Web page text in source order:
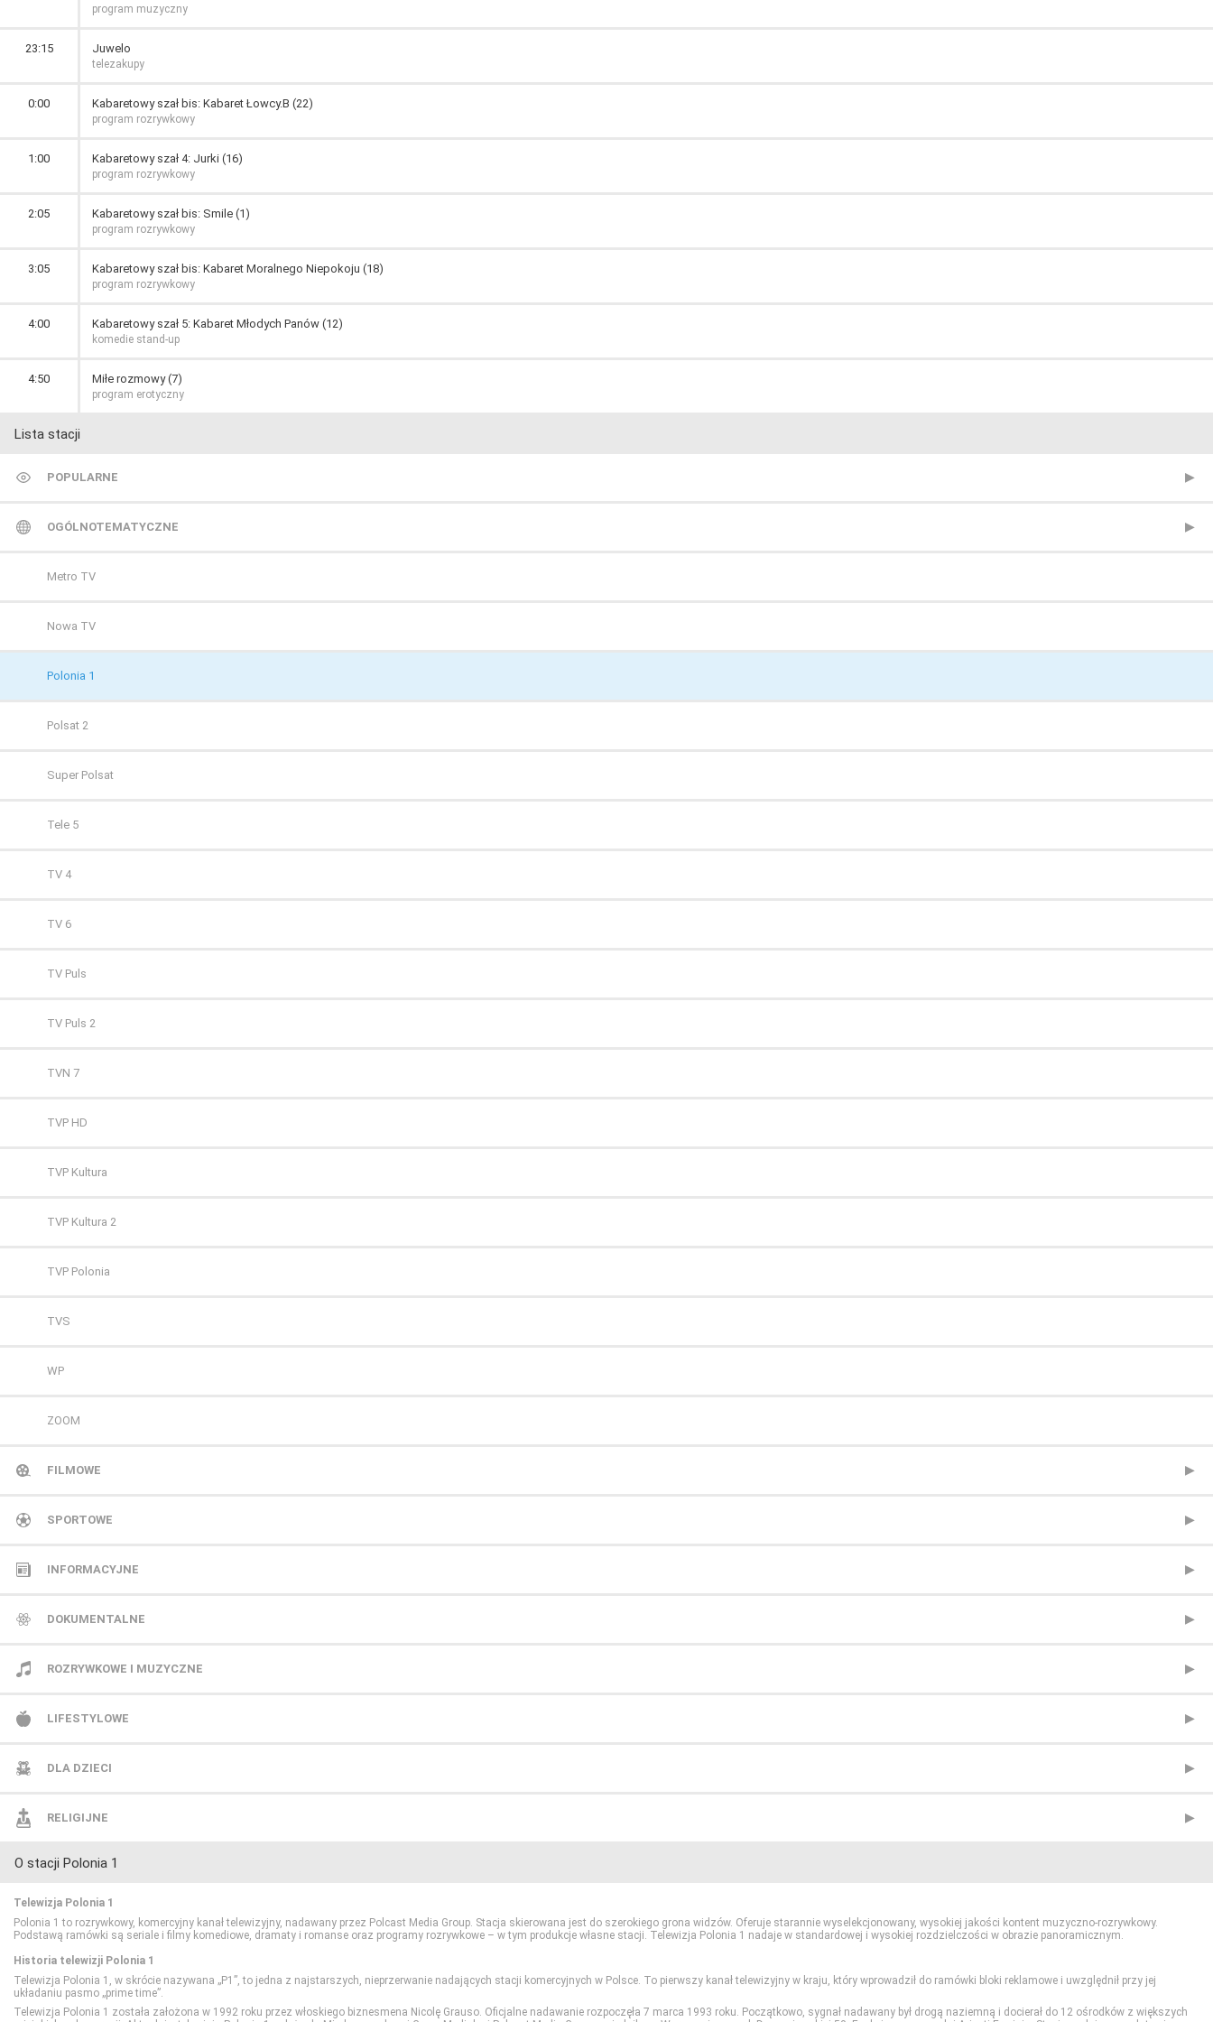
program muzyczny
23:15 Juwelo
telezakupy
0:00 Kabaretowy szał bis: Kabaret Łowcy.B (22)
program rozrywkowy
1:00 Kabaretowy szał 4: Jurki (16)
program rozrywkowy
2:05 Kabaretowy szał bis: Smile (1)
program rozrywkowy
3:05 Kabaretowy szał bis: Kabaret Moralnego Niepokoju (18)
program rozrywkowy
4:00 Kabaretowy szał 5: Kabaret Młodych Panów (12)
komedie stand-up
4:50 Miłe rozmowy (7)
program erotyczny
Lista stacji
POPULARNE
TVP 1
TVP 2
Polsat
TVN
OGÓLNOTEMATYCZNE
Metro TV
Nowa TV
Polonia 1
Polsat 2
Super Polsat
Tele 5
TV 4
TV 6
TV Puls
TV Puls 2
TVN 7
TVP HD
TVP Kultura
TVP Kultura 2
TVP Polonia
TVS
WP
ZOOM
FILMOWE
13 Ulica
ale kino+
AMC
Antena HD
AXN
AXN Black
AXN Spin
AXN White
BBC First
CANAL+ 1
CANAL+ 360
SPORTOWE
CANAL+ Extra 1
CANAL+ Extra 2
CANAL+ Sport
CANAL+ Sport 2
CANAL+ Sport 3
CANAL+ Sport 4
CANAL+ Sport 5
Eleven Sports 1
Eleven Sports 2
Eleven Sports 3
INFORMACYJNE
Polsat News
Republika
TVN24
TVN24 Biznes i Świat
TVP Info
Wydarzenia 24
DOKUMENTALNE
Animal Planet
BBC Earth
CANAL+ Dokument
CBS Reality
CI Polsat
Discovery Channel
Discovery Historia
Discovery Life
ROZRYWKOWE I MUZYCZNE
BBC Brit
Mezzo
MTV Polska
TVP Rozrywka
LIFESTYLOWE
BBC Lifestyle
CANAL+ Domo
CANAL+ Kuchnia
Food Network
HGTV
Lifetime
DLA DZIECI
Cartoon Network
Cartoonito
Disney Channel
Disney Junior
Disney XD
RELIGIJNE
TV Trwam
O stacji Polonia 1
Telewizja Polonia 1
Polonia 1 to rozrywkowy, komercyjny kanał telewizyjny, nadawany przez Polcast Media Group. Stacja skierowana jest do szerokiego grona widzów. Oferuje starannie wyselekcjonowany, wysokiej jakości kontent muzyczno-rozrywkowy.
Podstawą ramówki są seriale i filmy komediowe, dramaty i romanse oraz programy rozrywkowe – w tym produkcje własne stacji. Telewizja Polonia 1 nadaje w standardowej i wysokiej rozdzielczości w obrazie panoramicznym.
Historia telewizji Polonia 1
Telewizja Polonia 1, w skrócie nazywana „P1”, to jedna z najstarszych, nieprzerwanie nadających stacji komercyjnych w Polsce. To pierwszy kanał telewizyjny w kraju, który wprowadził do ramówki bloki reklamowe i uwzględnił przy jej
układaniu pasmo „prime time”.
Telewizja Polonia 1 została założona w 1992 roku przez włoskiego biznesmena Nicolę Grauso. Oficjalne nadawanie rozpoczęła 7 marca 1993 roku. Początkowo, sygnał nadawany był drogą naziemną i docierał do 12 ośrodków z większych